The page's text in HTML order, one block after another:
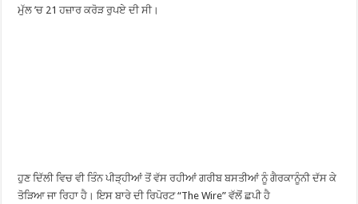
ਮੁੱਲ ’ਚ 21 ਹਜ਼ਾਰ ਕਰੋੜ ਰੁਪਏ ਦੀ ਸੀ।
ਹੁਣ ਦਿੱਲੀ ਵਿਚ ਵੀ ਤਿੰਨ ਪੀੜ੍ਹੀਆਂ ਤੋਂ ਵੱਸ ਰਹੀਆਂ ਗਰੀਬ ਬਸਤੀਆਂ ਨੂੰ ਗੈਰਕਾਨੂੰਨੀ ਦੱਸ ਕੇ
ਤੋੜਿਆ ਜਾ ਰਿਹਾ ਹੈ। ਇਸ ਬਾਰੇ ਦੀ ਰਿਪੋਰਟ “The Wire” ਵੱਲੋਂ ਛਪੀ ਹੈ